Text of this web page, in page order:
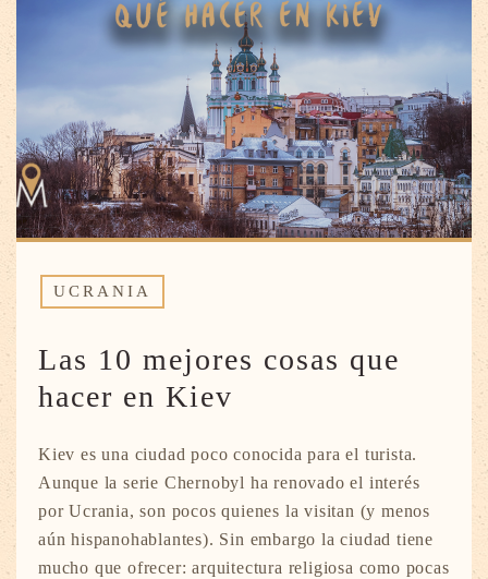
UCRANIA
Las 10 mejores cosas que
hacer en Kiev
Kiev es una ciudad poco conocida para el turista.
Aunque la serie Chernobyl ha renovado el interés
por Ucrania, son pocos quienes la visitan (y menos
aún hispanohablantes). Sin embargo la ciudad tiene
mucho que ofrecer: arquitectura religiosa como pocas